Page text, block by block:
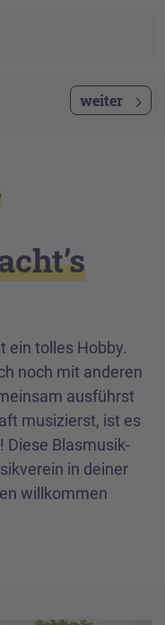
weiter
ein tolles Hobby.
noch mit anderen
ausführst
musizierst, ist es
Diese Blasmusik-
in deiner
willkommen